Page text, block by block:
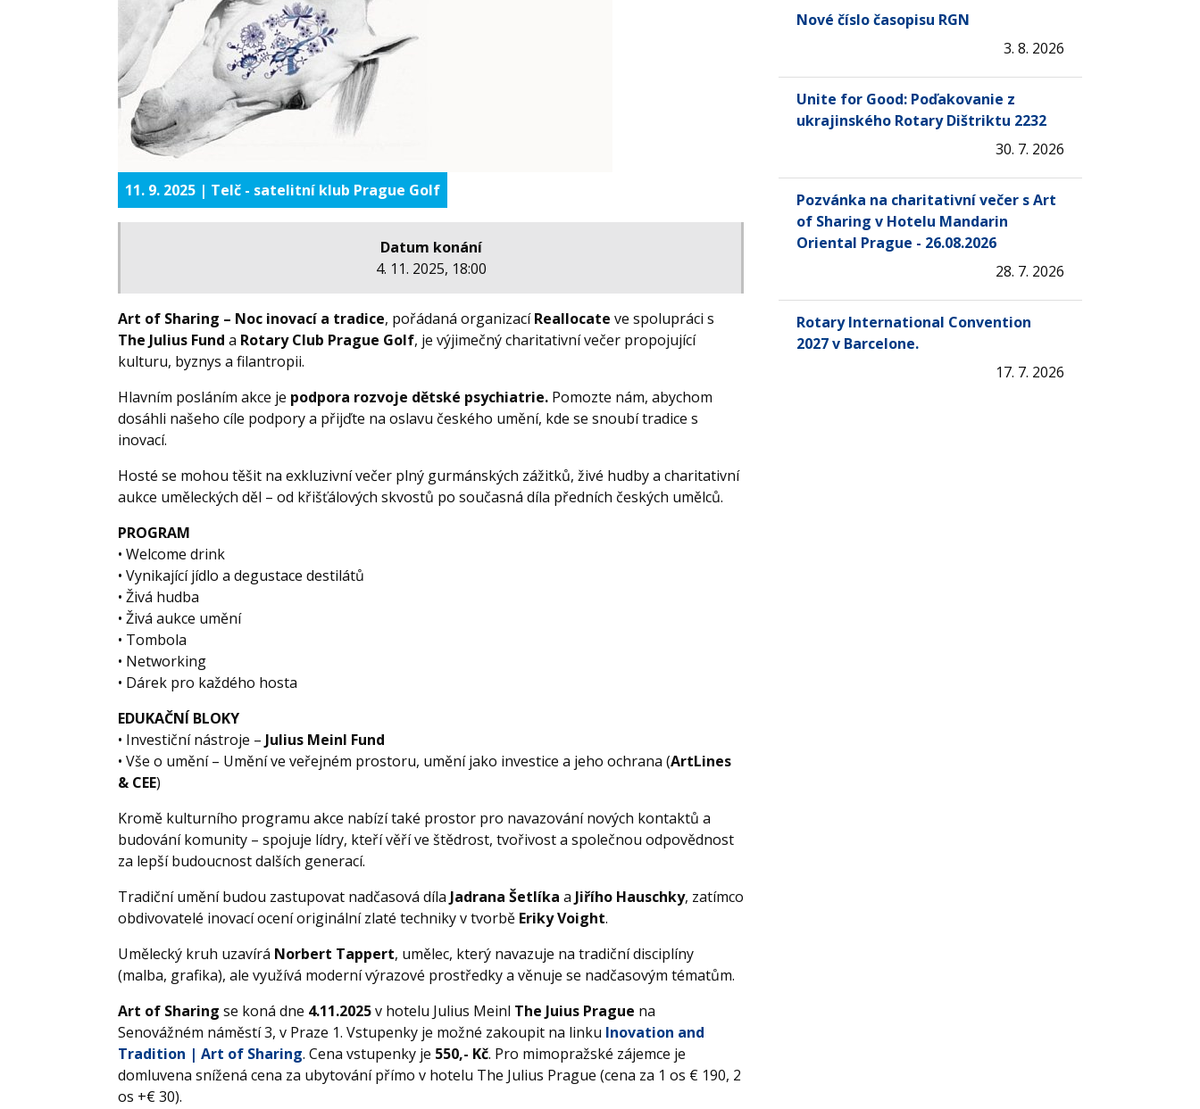
11. 9. 2025 | Telč - satelitní klub Prague Golf
Datum konání
4. 11. 2025, 18:00
Art of Sharing – Noc inovací a tradice, pořádaná organizacíReallocate ve spolupráci s
The Julius Fund a Rotary Club Prague Golf, je výjimečný charitativní večer propojující
kulturu, byznys a filantropii.
Hlavním posláním akce je podpora rozvoje dětské psychiatrie. Pomozte nám, abychom
dosáhli našeho cíle podpory a přijďte na oslavu českého umění, kde se snoubí tradice s
inovací.
Hosté se mohou těšit na exkluzivní večer plný gurmánských zážitků, živé hudby a charitativní
aukce uměleckých děl – od křišťálových skvostů po současná díla předních českých umělců.
PROGRAM
• Welcome drink
• Vynikající jídlo a degustace destilátů
• Živá hudba
• Živá aukce umění
• Tombola
• Networking
• Dárek pro každého hosta
EDUKAČNÍ BLOKY
• Investiční nástroje – Julius Meinl Fund
• Vše o umění – Umění ve veřejném prostoru, umění jako investice a jeho ochrana (ArtLines
& CEE)
Kromě kulturního programu akce nabízí také prostor pro navazování nových kontaktů a
budování komunity – spojuje lídry, kteří věří ve štědrost, tvořivost a společnou odpovědnost
za lepší budoucnost dalších generací.
Tradiční umění budou zastupovat nadčasová díla Jadrana Šetlíka a Jiřího Hauschky, zatímco
obdivovatelé inovací ocení originální zlaté techniky v tvorbě Eriky Voight.
Umělecký kruh uzavírá Norbert Tappert, umělec, který navazuje na tradiční disciplíny
(malba, grafika), ale využívá moderní výrazové prostředky a věnuje se nadčasovým tématům.
Art of Sharing se koná dne 4.11.2025v hotelu Julius Meinl The Juius Prague na
Senovážném náměstí 3, v Praze 1. Vstupenky je možné zakoupit na linku Inovation and
Tradition | Art of Sharing. Cena vstupenky je 550,- Kč. Pro mimopražské zájemce je
domluvena snížená cena za ubytování přímo v hotelu The Julius Prague (cena za 1 os € 190, 2
os +€ 30).
Nové číslo časopisu RGN
3. 8. 2026
Unite for Good: Poďakovanie z
ukrajinského Rotary Dištriktu 2232
30. 7. 2026
Pozvánka na charitativní večer s Art
of Sharing v Hotelu Mandarin
Oriental Prague - 26.08.2026
28. 7. 2026
Rotary International Convention
2027 v Barcelone.
17. 7. 2026